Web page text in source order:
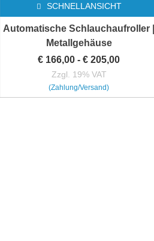
SCHNELLANSICHT
Automatische Schlauchaufroller |
Metallgehäuse
€ 166,00 -€ 205,00
Zzgl. 19% VAT
(Zahlung/Versand)